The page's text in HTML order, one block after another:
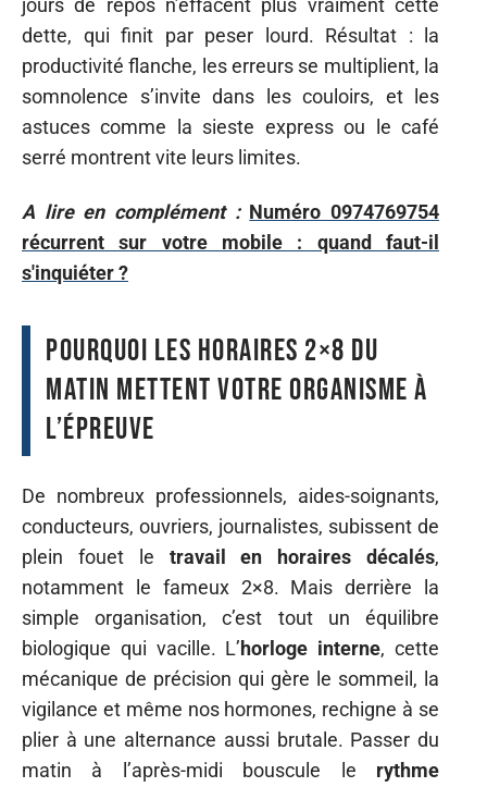
jours de repos n’effacent plus vraiment cette
dette, qui finit par peser lourd. Résultat : la
productivité flanche, les erreurs se multiplient, la
somnolence s’invite dans les couloirs, et les
astuces comme la sieste express ou le café
serré montrent vite leurs limites.
A lire en complément : Numéro 0974769754
récurrent sur votre mobile : quand faut-il
s'inquiéter ?
Pourquoi les horaires 2×8 du
matin mettent votre organisme à
l’épreuve
De nombreux professionnels, aides-soignants,
conducteurs, ouvriers, journalistes, subissent de
plein fouet le travail en horaires décalés,
notamment le fameux 2×8. Mais derrière la
simple organisation, c’est tout un équilibre
biologique qui vacille. L’horloge interne, cette
mécanique de précision qui gère le sommeil, la
vigilance et même nos hormones, rechigne à se
plier à une alternance aussi brutale. Passer du
matin à l’après-midi bouscule le rythme